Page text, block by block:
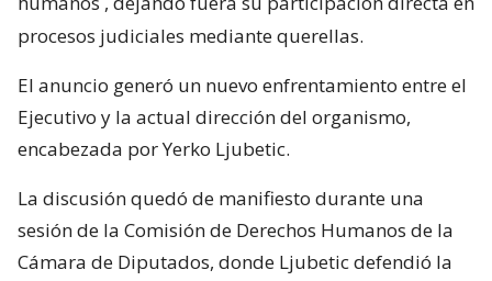
procesos judiciales mediante querellas.
El anuncio generó un nuevo enfrentamiento entre el
Ejecutivo y la actual dirección del organismo,
encabezada por Yerko Ljubetic.
La discusión quedó de manifiesto durante una
sesión de la Comisión de Derechos Humanos de la
Cámara de Diputados, donde Ljubetic defendió la